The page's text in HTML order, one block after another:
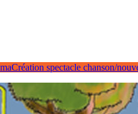
Création spectacle chanson/